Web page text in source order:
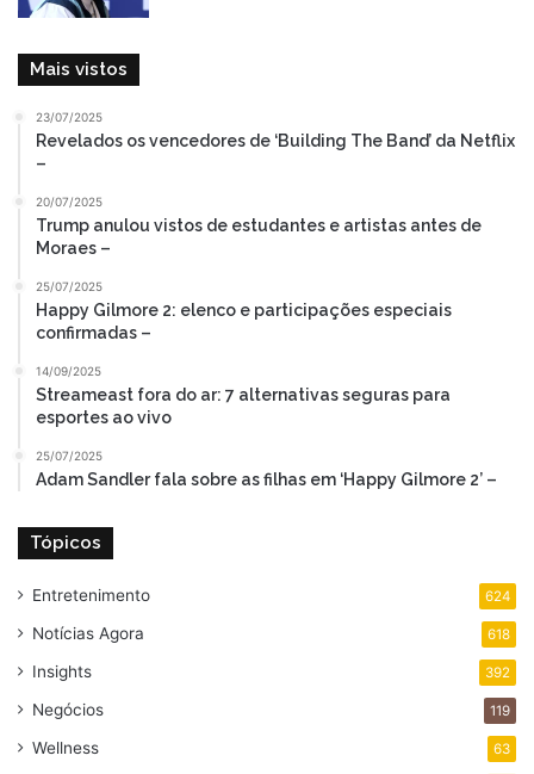
Mais vistos
23/07/2025
Revelados os vencedores de ‘Building The Band’ da Netflix
–
20/07/2025
Trump anulou vistos de estudantes e artistas antes de
Moraes –
25/07/2025
Happy Gilmore 2: elenco e participações especiais
confirmadas –
14/09/2025
Streameast fora do ar: 7 alternativas seguras para
esportes ao vivo
25/07/2025
Adam Sandler fala sobre as filhas em ‘Happy Gilmore 2’ –
Tópicos
Entretenimento 624
Notícias Agora 618
Insights 392
Negócios 119
Wellness 63